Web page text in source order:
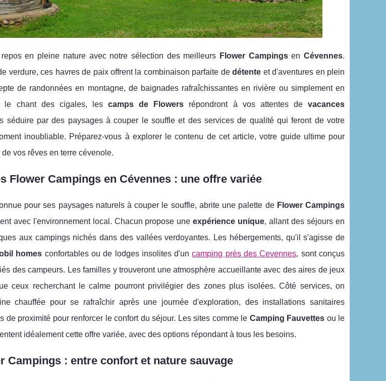
en pleine nature avec notre sélection des meilleurs Flower Campingsen Cévennes.
verdure, ces havres de paix offrent la combinaison parfaite dedétente et d'aventures en plein
de randonnées en montagne, de baignades rafraîchissantes en rivière ou simplement en
le chant des cigales, lescamps de Flowers répondront à vos attentes devacances
séduire par des paysages à couper le souffle et des services de qualité qui feront de votre
inoubliable. Préparez-vous à explorer le contenu de cet article, votre guide ultime pour
vos rêves en terre cévenole.
Flower Campings en Cévennes : une offre variée
pour ses paysages naturels à couper le souffle, abrite une palette de Flower Campings
avec l'environnement local. Chacun propose uneexpérience unique, allant des séjours en
aux campings nichés dans des vallées verdoyantes. Les hébergements, qu'il s'agisse de
homes confortables ou de lodges insolites d'uncamping près des Cevennes, sont conçus
des campeurs. Les familles y trouveront une atmosphère accueillante avec des aires de jeux
ceux recherchant le calme pourront privilégier des zones plus isolées. Côté services, on
chauffée pour se rafraîchir après une journée d'exploration, des installations sanitaires
de proximité pour renforcer le confort du séjour. Les sites comme le Camping Fauvettes ou le
idéalement cette offre variée, avec des options répondant à tous les besoins.
Campings : entre confort et nature sauvage